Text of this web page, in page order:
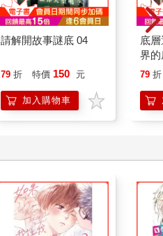
請解開故事謎底 04
79 折 特價 150 元
加入購物車
底
界
79 折